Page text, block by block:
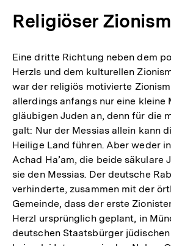
Religiöser
Eine dritte Richtung neben dem
Herzls und dem kulturellen
war der religiös motivierte
allerdings anfangs nur eine kleine
gläubigen Juden an, denn für die
galt: Nur der Messias allein kann
Heilige Land führen. Aber weder
Achad Ha’am, die beide säkulare
sie den Messias. Der deutsche
verhinderte, zusammen mit der
Gemeinde, dass der erste
Herzl ursprünglich geplant, in
deutschen Staatsbürger